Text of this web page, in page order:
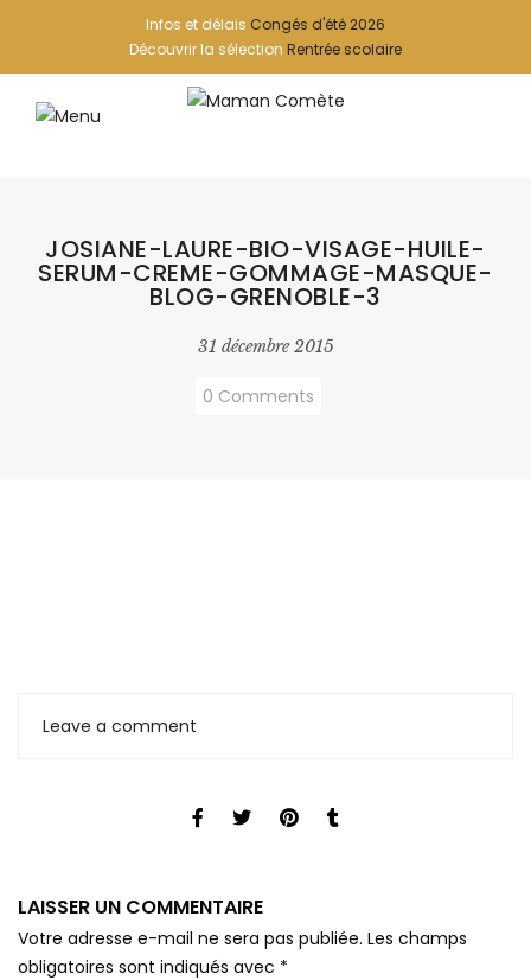
Infos et délais Congés d'été 2026
Découvrir la sélection Rentrée scolaire
JOSIANE-LAURE-BIO-VISAGE-HUILE-
SERUM-CREME-GOMMAGE-MASQUE-
BLOG-GRENOBLE-3
31 décembre 2015
0 Comments
Leave a comment
LAISSER UN COMMENTAIRE
Votre adresse e-mail ne sera pas publiée. Les champs
obligatoires sont indiqués avec *